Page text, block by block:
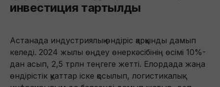
инвестиция тартылды
Астанада индустриялық өндіріс қарқынды дамып
келеді. 2024 жылы өңдеу өнеркәсібінің өсімі 10%-
дан асып, 2,5 трлн теңгеге жетті. Елордада жаңа
өндірістік қуаттар іске қосылып, логистикалық